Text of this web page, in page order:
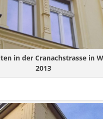
in der Cranachstrasse in
2013